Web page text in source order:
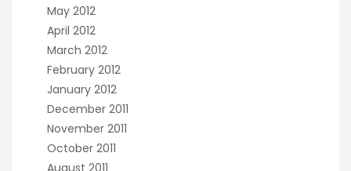
May 2012
April 2012
March 2012
February 2012
January 2012
December 2011
November 2011
October 2011